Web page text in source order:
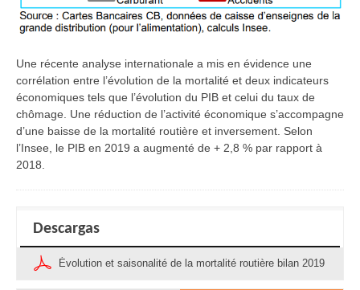
Une récente analyse internationale a mis en évidence une
corrélation entre l’évolution de la mortalité et deux indicateurs
économiques tels que l’évolution du PIB et celui du taux de
chômage. Une réduction de l’activité économique s’accompagne
d’une baisse de la mortalité routière et inversement. Selon
l’Insee, le PIB en 2019 a augmenté de + 2,8 % par rapport à
2018.
Descargas
Évolution et saisonalité de la mortalité routière bilan 2019